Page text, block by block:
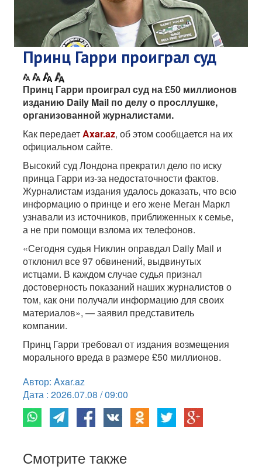
Принц Гарри проиграл суд
Принц Гарри проиграл суд на £50 миллионов
изданию Daily Mail по делу о просллушке,
организованной журналистами.
Как передает Axar.az, об этом сообщается на их
официальном сайте.
Высокий суд Лондона прекратил дело по иску
принца Гарри из-за недостаточности фактов.
Журналистам издания удалось доказать, что всю
информацию о принце и его жене Меган Маркл
узнавали из источников, приближенных к семье,
а не при помощи взлома их телефонов.
«Сегодня судья Никлин оправдал Daily Mail и
отклонил все 97 обвинений, выдвинутых
истцами. В каждом случае судья признал
достоверность показаний наших журналистов о
том, как они получали информацию для своих
материалов», — заявил представитель
компании.
Принц Гарри требовал от издания возмещения
морального вреда в размере £50 миллионов.
Автор: Axar.az
Дата : 2026.07.08 / 09:00
Смотрите также